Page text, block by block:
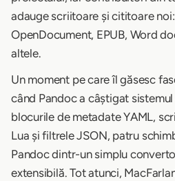
adauge scriitoare și cititoare
OpenDocument, EPUB, Word
altele.
Un moment pe care îl găsesc
când Pandoc a câștigat
blocurile de metadate YAML,
Lua și filtrele JSON, patru
Pandoc dintr-un simplu
extensibilă. Tot atunci,